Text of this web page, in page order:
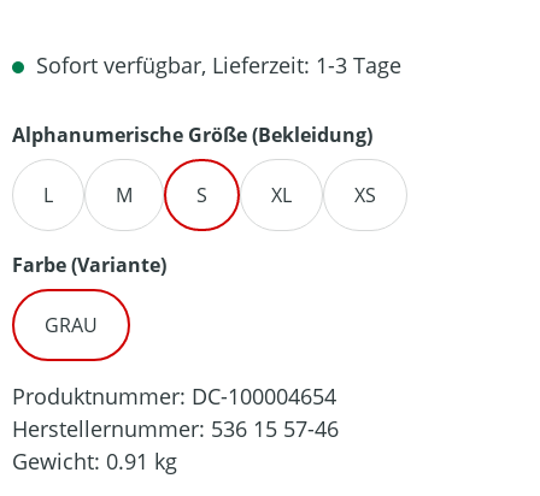
Sofort verfügbar, Lieferzeit: 1-3 Tage
Alphanumerische Größe (Bekleidung)auswählen
L M S XL XS
Farbe (Variante)auswählen
GRAU
Produktnummer: DC-100004654
Herstellernummer: 536 15 57-46
Gewicht: 0.91 kg